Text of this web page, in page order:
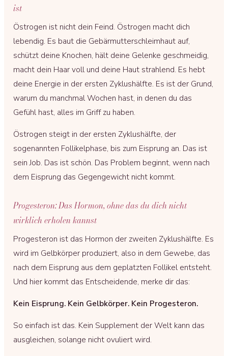
ist
Östrogen ist nicht dein Feind. Östrogen macht dich
lebendig. Es baut die Gebärmutterschleimhaut auf,
schützt deine Knochen, hält deine Gelenke geschmeidig,
macht dein Haar voll und deine Haut strahlend. Es hebt
deine Energie in der ersten Zyklushälfte. Es ist der Grund,
warum du manchmal Wochen hast, in denen du das
Gefühl hast, alles im Griff zu haben.
Östrogen steigt in der ersten Zyklushälfte, der
sogenannten Follikelphase, bis zum Eisprung an. Das ist
sein Job. Das ist schön. Das Problem beginnt, wenn nach
dem Eisprung das Gegengewicht nicht kommt.
Progesteron: Das Hormon, ohne das du dich nicht
wirklich erholen kannst
Progesteron ist das Hormon der zweiten Zyklushälfte. Es
wird im Gelbkörper produziert, also in dem Gewebe, das
nach dem Eisprung aus dem geplatzten Follikel entsteht.
Und hier kommt das Entscheidende, merke dir das:
Kein Eisprung. Kein Gelbkörper. Kein Progesteron.
So einfach ist das. Kein Supplement der Welt kann das
ausgleichen, solange nicht ovuliert wird.